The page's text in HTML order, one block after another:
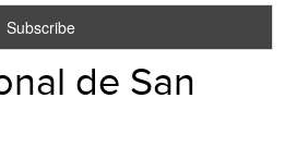
de San